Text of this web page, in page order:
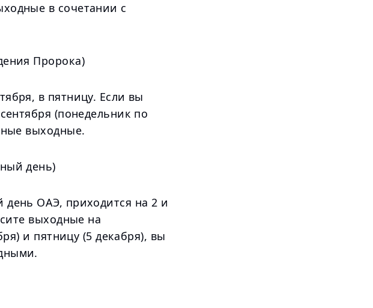
в сочетании с
Пророка)
в пятницу. Если вы
(понедельник по
выходные.
день)
ОАЭ, приходится на 2 и
выходные на
и пятницу (5 декабря), вы